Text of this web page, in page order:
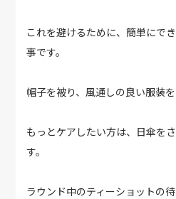
これを避けるために、簡単にで
事です。
帽子を被り、風通しの良い服装を
もっとケアしたい方は、日傘を
す。
ラウンド中のティーショットの